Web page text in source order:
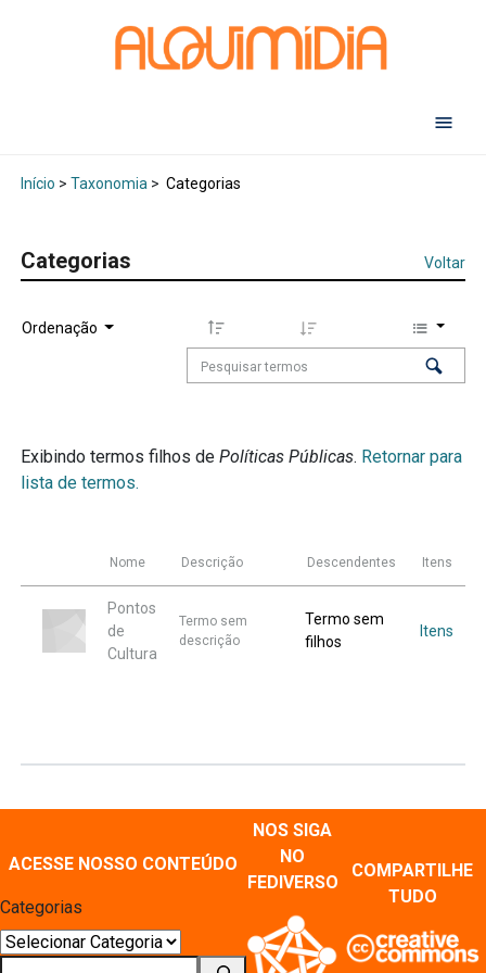
Início > Taxonomia> Categorias
Categorias Voltar
Ordenação
Exibindo termos filhos de Políticas Públicas. Retornar para
lista de termos.
Nome Descrição Descendentes Itens
Pontos
de
Cultura
Termo sem
descrição
Termo sem
filhos
Itens
ACESSE NOSSO CONTEÚDO
Categorias
NOS SIGA
NO
FEDIVERSO
COMPARTILHE
TUDO